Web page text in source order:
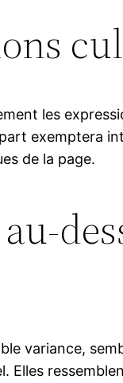
les
exemptera
de la page.
variance,